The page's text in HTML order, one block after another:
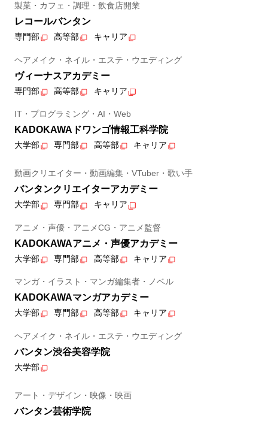
製菓・カフェ・調理・飲食店開業
レコールバンタン
専門部 高等部 キャリア
ヘアメイク・ネイル・エステ・ウエディング
ヴィーナスアカデミー
専門部 高等部 キャリア
IT・プログラミング・AI・Web
KADOKAWAドワンゴ情報工科学院
大学部 専門部 高等部 キャリア
動画クリエイター・動画編集・VTuber・歌い手
バンタンクリエイターアカデミー
大学部 専門部 キャリア
アニメ・声優・アニメCG・アニメ監督
KADOKAWAアニメ・声優アカデミー
大学部 専門部 高等部 キャリア
マンガ・イラスト・マンガ編集者・ノベル
KADOKAWAマンガアカデミー
大学部 専門部 高等部 キャリア
ヘアメイク・ネイル・エステ・ウエディング
バンタン渋谷美容学院
大学部
アート・デザイン・映像・映画
バンタン芸術学院